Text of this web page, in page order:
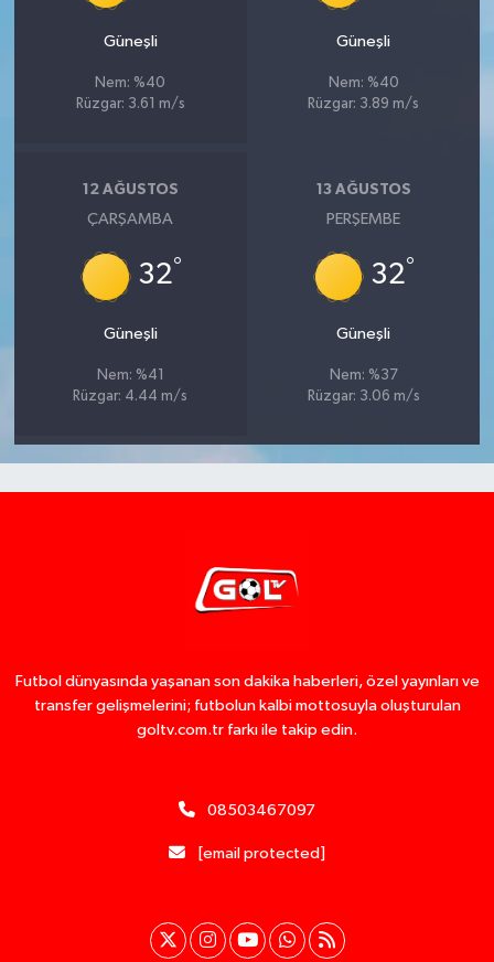
Güneşli
Nem: %40
Rüzgar: 3.61 m/s
Güneşli
Nem: %40
Rüzgar: 3.89 m/s
12 AĞUSTOS
ÇARŞAMBA
32°
Güneşli
Nem: %41
Rüzgar: 4.44 m/s
13 AĞUSTOS
PERŞEMBE
32°
Güneşli
Nem: %37
Rüzgar: 3.06 m/s
Futbol dünyasında yaşanan son dakika haberleri, özel yayınları ve
transfer gelişmelerini; futbolun kalbi mottosuyla oluşturulan
goltv.com.tr farkı ile takip edin.
08503467097
[email protected]